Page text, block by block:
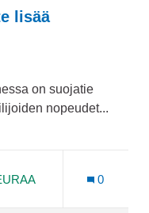
lisää
on suojatie
nopeudet...
Runosmäki-Raunistula
0